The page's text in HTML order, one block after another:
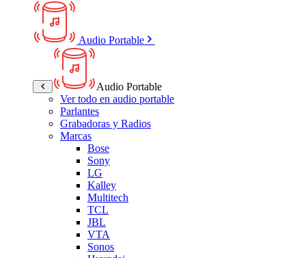
Audio Portable
Audio Portable
Ver todo en audio portable
Parlantes
Grabadoras y Radios
Marcas
Bose
Sony
LG
Kalley
Multitech
TCL
JBL
VTA
Sonos